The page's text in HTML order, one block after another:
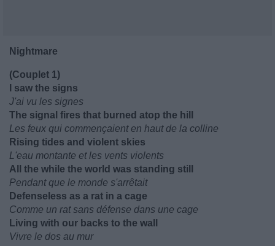
Nightmare
(Couplet 1)
I saw the signs
J'ai vu les signes
The signal fires that burned atop the hill
Les feux qui commençaient en haut de la colline
Rising tides and violent skies
L'eau montante et les vents violents
All the while the world was standing still
Pendant que le monde s'arrêtait
Defenseless as a rat in a cage
Comme un rat sans défense dans une cage
Living with our backs to the wall
Vivre le dos au mur